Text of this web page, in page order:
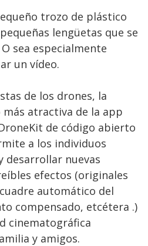
trozo de plástico
lengüetas que se
sea especialmente
un vídeo.
de los drones, la
atractiva de la app
de código abierto
a los individuos
desarrollar nuevas
efectos (originales
automático del
compensado, etcétera .)
cinematográfica
y amigos.